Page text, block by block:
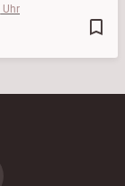
bookmark_border